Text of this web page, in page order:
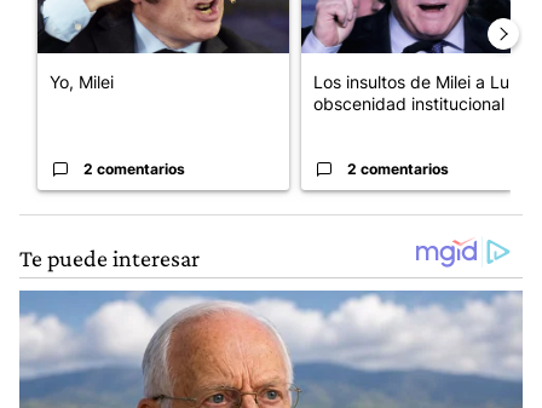
Yo, Milei
2 comentarios
Los insultos de Milei a Lula:
obscenidad institucional
2 comentarios